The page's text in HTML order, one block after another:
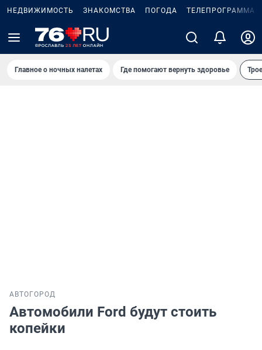
НЕДВИЖИМОСТЬ ЗНАКОМСТВА ПОГОДА ТЕЛЕПРОГРАММА
Главное о ночных налетах Где помогают вернуть здоровье
АВТО ГОРОД
Автомобили Ford будут стоить
копейки